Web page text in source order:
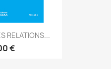
RELATIONS...
€